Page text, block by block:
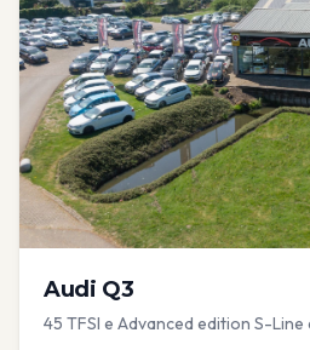
Audi Q3
45 TFSI e Advanced edition S-